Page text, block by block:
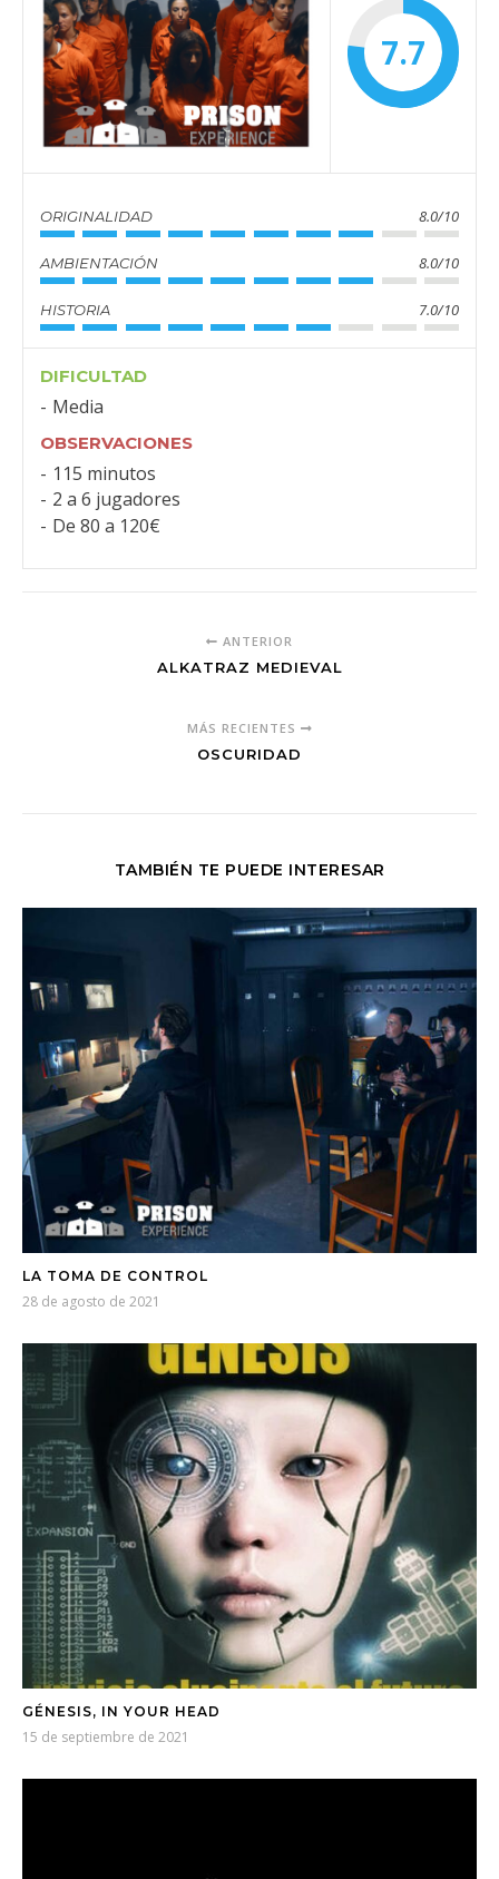
7.7
ORIGINALIDAD 8.0/10
AMBIENTACIÓN 8.0/10
HISTORIA 7.0/10
DIFICULTAD
Media
OBSERVACIONES
115 minutos
2 a 6 jugadores
De 80 a 120€
ANTERIOR
ALKATRAZ MEDIEVAL
MÁS RECIENTES
OSCURIDAD
TAMBIÉN TE PUEDE INTERESAR
LA TOMA DE CONTROL
28 de agosto de 2021
GÉNESIS, IN YOUR HEAD
15 de septiembre de 2021